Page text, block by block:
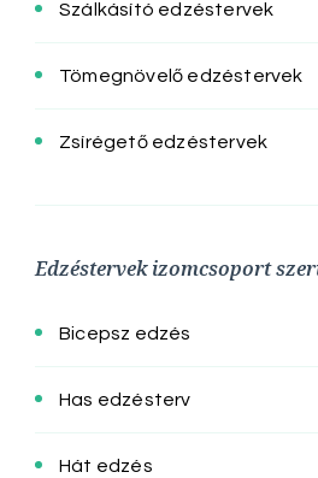
Szálkásító edzéstervek
Tömegnövelő edzéstervek
Zsírégető edzéstervek
Edzéstervek izomcsoport
Bicepsz edzés
Has edzésterv
Hát edzés